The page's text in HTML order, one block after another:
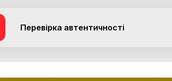
Перевірка автентичності